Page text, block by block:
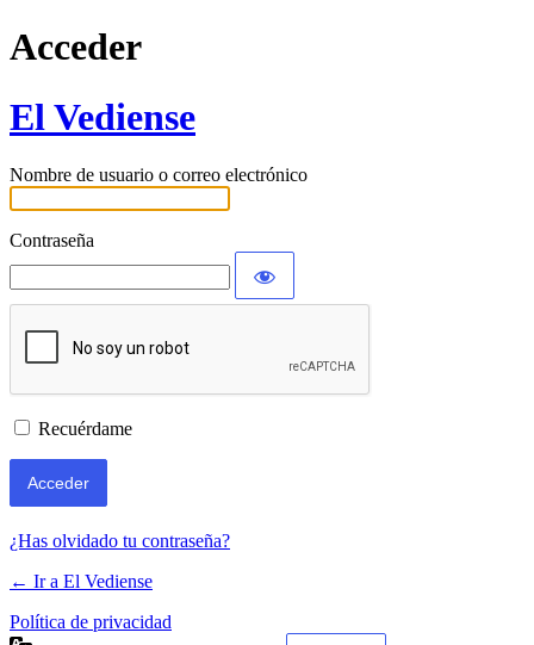
Acceder
El Vediense
Nombre de usuario o correo electrónico
Contraseña
Recuérdame
¿Has olvidado tu contraseña?
← Ir a El Vediense
Política de privacidad